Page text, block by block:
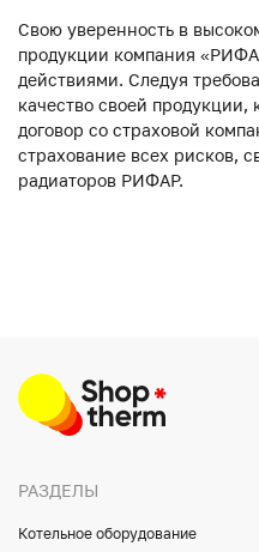
Свою уверенность в
продукции компания
действиями. Следуя
качество своей
договор со страховой
страхование всех рисков,
радиаторов РИФАР.
РАЗДЕЛЫ
Котельное оборудование